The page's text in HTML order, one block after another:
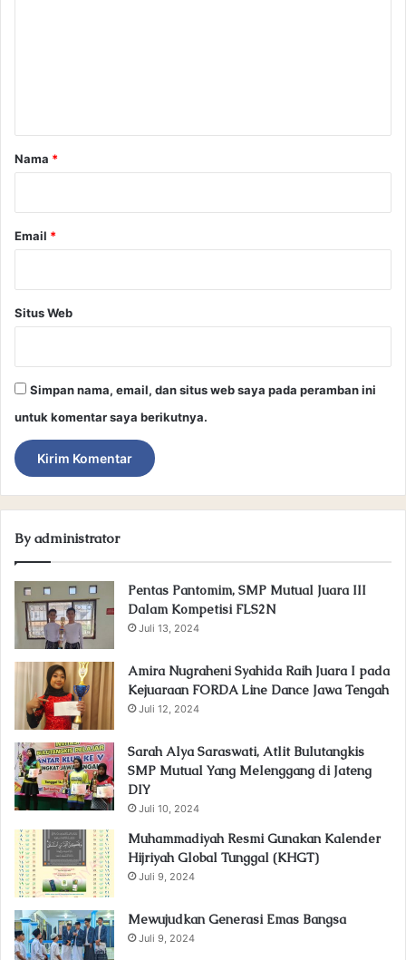
rNama *
Email *
Situs Web
Simpan nama, email, dan situs web saya pada peramban ini
untuk komentar saya berikutnya.
By administrator
Pentas Pantomim, SMP Mutual Juara III
Dalam Kompetisi FLS2N
Juli 13, 2024
Amira Nugraheni Syahida Raih Juara I pada
Kejuaraan FORDA Line Dance Jawa Tengah
Juli 12, 2024
Sarah Alya Saraswati, Atlit Bulutangkis
SMP Mutual Yang Melenggang di Jateng
DIY
Juli 10, 2024
Muhammadiyah Resmi Gunakan Kalender
Hijriyah Global Tunggal (KHGT)
Juli 9, 2024
Mewujudkan Generasi Emas Bangsa
Juli 9, 2024